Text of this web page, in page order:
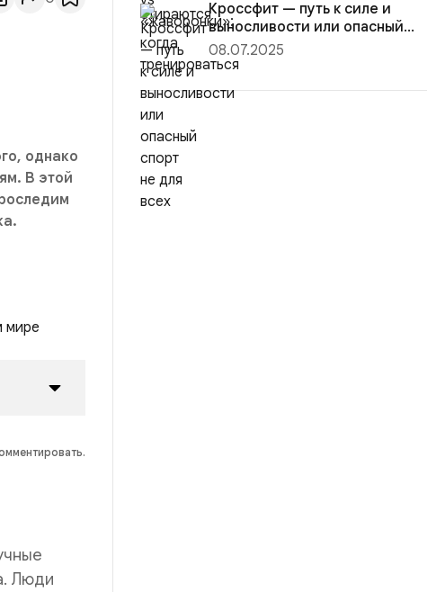
однако
В этой
Люди
Кроссфит — путь к силе и
выносливости или опасный
спорт...
08.07.2025